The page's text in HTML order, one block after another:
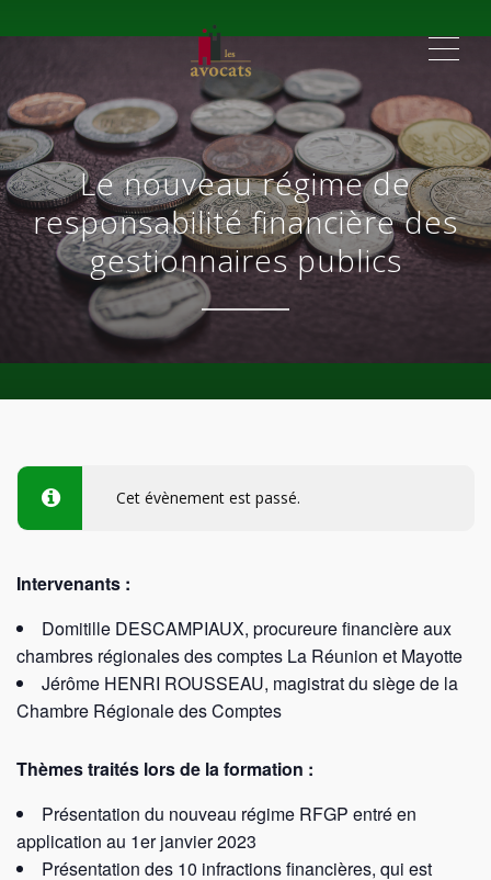
Le nouveau régime de
responsabilité financière des
gestionnaires publics
Cet évènement est passé.
Intervenants :
Domitille DESCAMPIAUX, procureure financière aux
chambres régionales des comptes La Réunion et Mayotte
Jérôme HENRI ROUSSEAU, magistrat du siège de la
Chambre Régionale des Comptes
Thèmes traités lors de la formation :
Présentation du nouveau régime RFGP entré en
application au 1er janvier 2023
Présentation des 10 infractions financières, qui est